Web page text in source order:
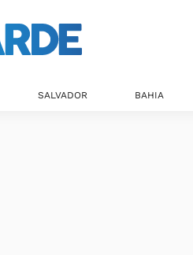
SALVADOR BAHIA